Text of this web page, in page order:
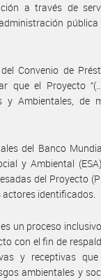
a través de
Convenio de
que el Proyecto
y Ambientales, de
del Banco
y Ambiental
del Proyecto
identificados.
un proceso
con el fin de
y receptivas
ambientales y